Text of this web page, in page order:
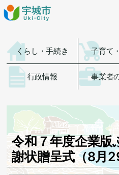
くらし・手続き 子育て
行政情報 事業者
令和７年度企業版
謝状贈呈式（8月